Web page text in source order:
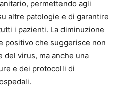
permettendo agli
altre patologie e di garantire
i pazienti. La diminuzione
positivo che suggerisce non
del virus, ma anche una
e dei protocolli di